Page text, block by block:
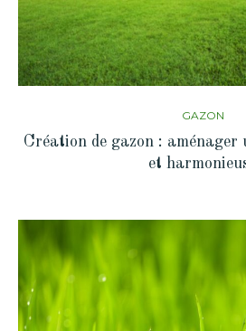
GAZON
Création de gazon : aménager
et